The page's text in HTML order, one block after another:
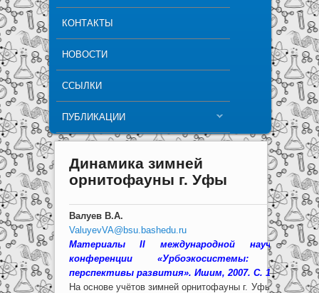
КОНТАКТЫ
НОВОСТИ
ССЫЛКИ
ПУБЛИКАЦИИ
Динамика зимней
орнитофауны г. Уфы
Валуев В.А.
ValuyevVA@bsu.bashedu.ru
МатериалыII международной научно-
конференции «Урбоэкосистемы:
перспективы развития». Ишим, 2007. С. 148-151.
На основе учётов зимней орнитофауны г. Уфы в январе-